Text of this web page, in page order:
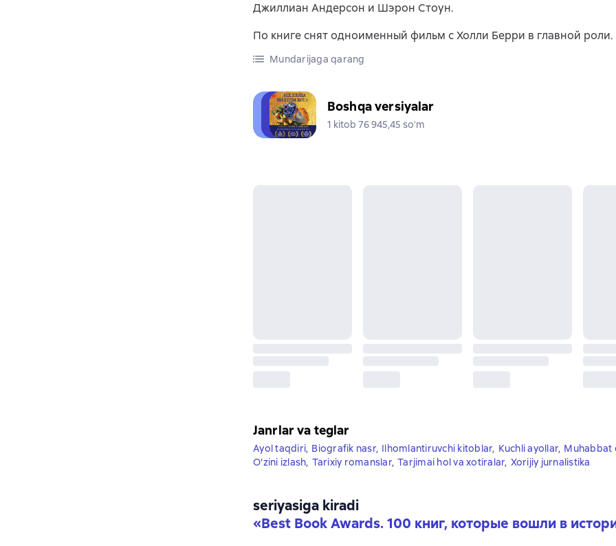
Джиллиан Андерсон и Шэрон Стоун.
По книге снят одноименный фильм с Холли Берри в главной роли.
Mundarijaga qarang
Boshqa versiyalar
1 kitob 76 945,45 soʻm
Janrlar va teglar
Ayol taqdiri, Biografik nasr, Ilhomlantiruvchi kitoblar, Kuchli ayollar, Muhabbat
O'zini izlash, Tarixiy romanslar, Tarjimai hol va xotiralar, Xorijiy jurnalistika
seriyasiga kiradi
«Best Book Awards. 100 книг, которые вошли в